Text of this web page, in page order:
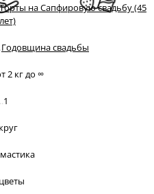
Торты на Сапфировую свадьбу (45
лет)
Годовщина свадьбы
2 кг до ∞
1
круг
мастика
цветы